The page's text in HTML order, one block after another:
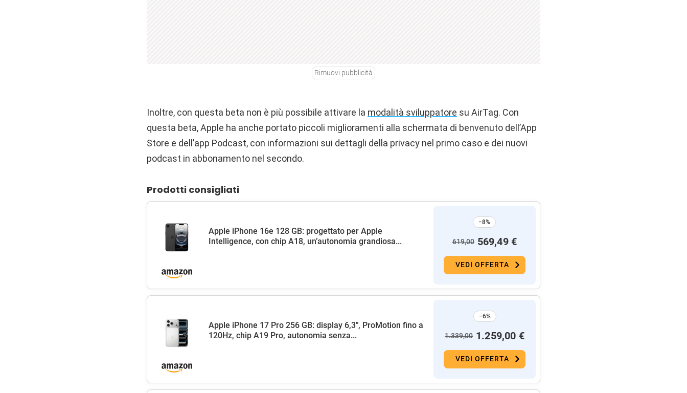
Rimuovi pubblicità
Inoltre, con questa beta non è più possibile attivare la modalità sviluppatore su AirTag. Con
questa beta, Apple ha anche portato piccoli miglioramenti alla schermata di benvenuto dell’App
Store e dell’app Podcast, con informazioni sui dettagli della privacy nel primo caso e dei nuovi
podcast in abbonamento nel secondo.
Prodotti consigliati
Apple iPhone 16e 128 GB: progettato per Apple
Intelligence, con chip A18, un’autonomia grandiosa...
−8%
619,00 569,49 €
VEDI OFFERTA
Apple iPhone 17 Pro 256 GB: display 6,3", ProMotion fino a
120Hz, chip A19 Pro, autonomia senza...
−6%
1.339,00 1.259,00 €
VEDI OFFERTA